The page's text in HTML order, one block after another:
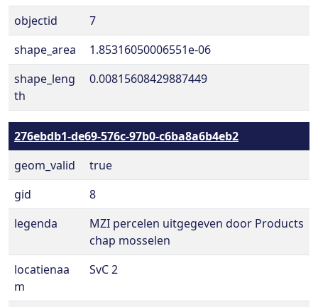
objectid
7
shape_area
1.85316050006551e-06
shape_leng
th
0.00815608429887449
276ebdb1-de69-576c-97b0-c6ba8a6b4eb2
geom_valid
true
gid
8
legenda
MZI percelen uitgegeven door Products
chap mosselen
locatienaa
m
SvC 2